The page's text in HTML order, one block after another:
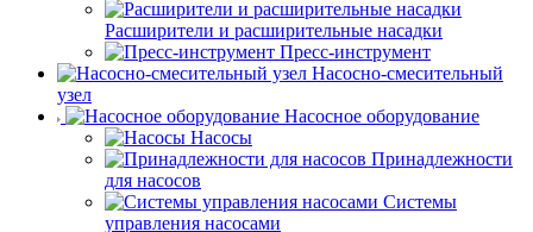
Расширители и расширительные насадки
Пресс-инструмент
Насосно-смесительный
узел
Насосное оборудование
Насосы
Принадлежности
для насосов
Системы
управления насосами